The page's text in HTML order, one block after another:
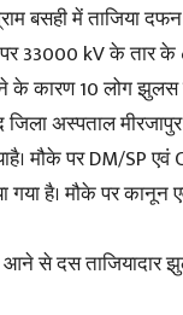
बसही में ताजिया
33000 kV के तार
के कारण 10 लोग झुलस
जिला अस्पताल
मौके पर DM/SP एवं
गया है। मौके पर कानून
आने से दस ताजियादार